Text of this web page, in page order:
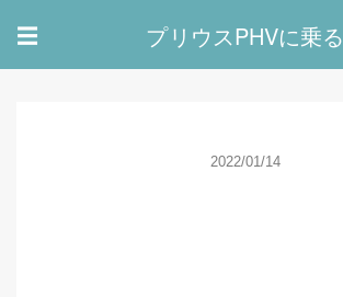
☰ プリウスPHVに乗る
2022/01/14